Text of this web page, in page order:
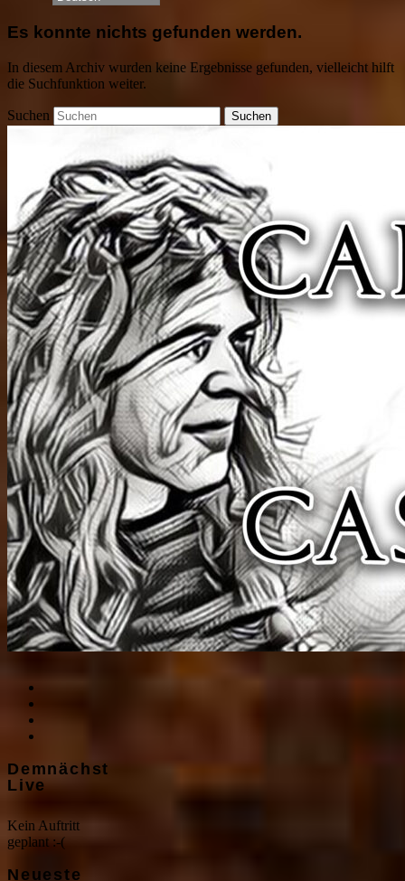
Es konnte nichts gefunden werden.
In diesem Archiv wurden keine Ergebnisse gefunden, vielleicht hilft
die Suchfunktion weiter.
Suchen
Demnächst
Live
Kein Auftritt
geplant :-(
Neueste